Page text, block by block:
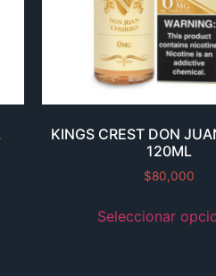
KINGS CREST DON
120ML
$80,000
Seleccionar